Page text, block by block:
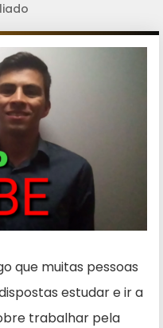
que muitas pessoas
estudar e ir a
trabalhar pela